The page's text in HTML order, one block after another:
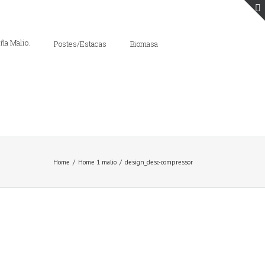
Postes/Estacas Biomasa
Home / Home 1 malio / design_desc-compressor